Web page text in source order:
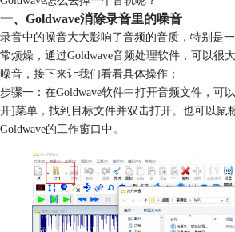
一、Goldwave消除录音里的噪音
录音中的噪音大大影响了音频的音质，特别是
常烦燥，通过Goldwave音频处理软件，可以很
噪音，接下来让我们看看具体操作：
步骤一：在Goldwave软件中打开音频文件，可
开]菜单，找到目标文件并双击打开。也可以鼠
Goldwave的工作窗口中。